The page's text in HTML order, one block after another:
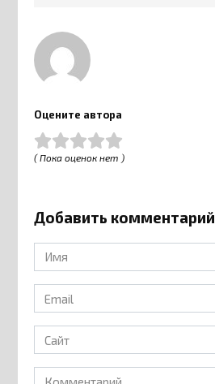
Оцените автора
( Пока оценок нет )
Добавить комментарий
Имя
*
Email
*
Сайт
Комментарий